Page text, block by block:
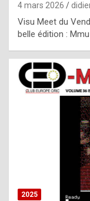
4 mars 2026
Visu Meet du
belle édition :
2025